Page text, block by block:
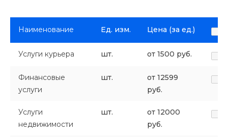
Наименование Ед. изм. Цена (за ед.)
Услуги курьера шт. от 1500 руб.
Финансовые
услуги
шт.
от 12599
руб.
Услуги
недвижимости
шт.
от 12000
руб.